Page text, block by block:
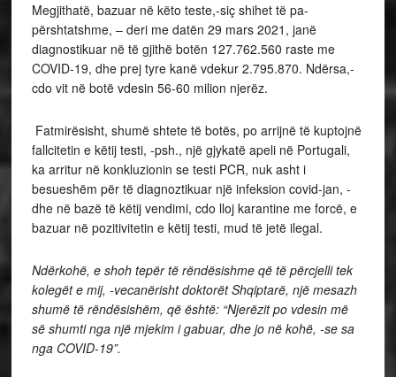
Megjithatë, bazuar në këto teste,-siç shihet të pa-
përshtatshme, – deri me datën 29 mars 2021, janë
diagnostikuar në të gjithë botën 127.762.560 raste me
COVID-19, dhe prej tyre kanë vdekur 2.795.870. Ndërsa,-
cdo vit në botë vdesin 56-60 milion njerëz.
Fatmirësisht, shumë shtete të botës, po arrijnë të kuptojnë
fallcitetin e këtij testi, -psh., një gjykatë apeli në Portugali,
ka arritur në konkluzionin se testi PCR, nuk asht i
besueshëm për të diagnoztikuar një infeksion covid-jan, -
dhe në bazë të këtij vendimi, cdo lloj karantine me forcë, e
bazuar në pozitivitetin e këtij testi, mud të jetë ilegal.
Ndërkohë, e shoh tepër të rëndësishme që të përcjelli tek
kolegët e mij, -vecanërisht doktorët Shqiptarë, një mesazh
shumë të rëndësishëm, që është: “Njerëzit po vdesin më
së shumti nga një mjekim i gabuar, dhe jo në kohë, -se sa
nga COVID-19”.